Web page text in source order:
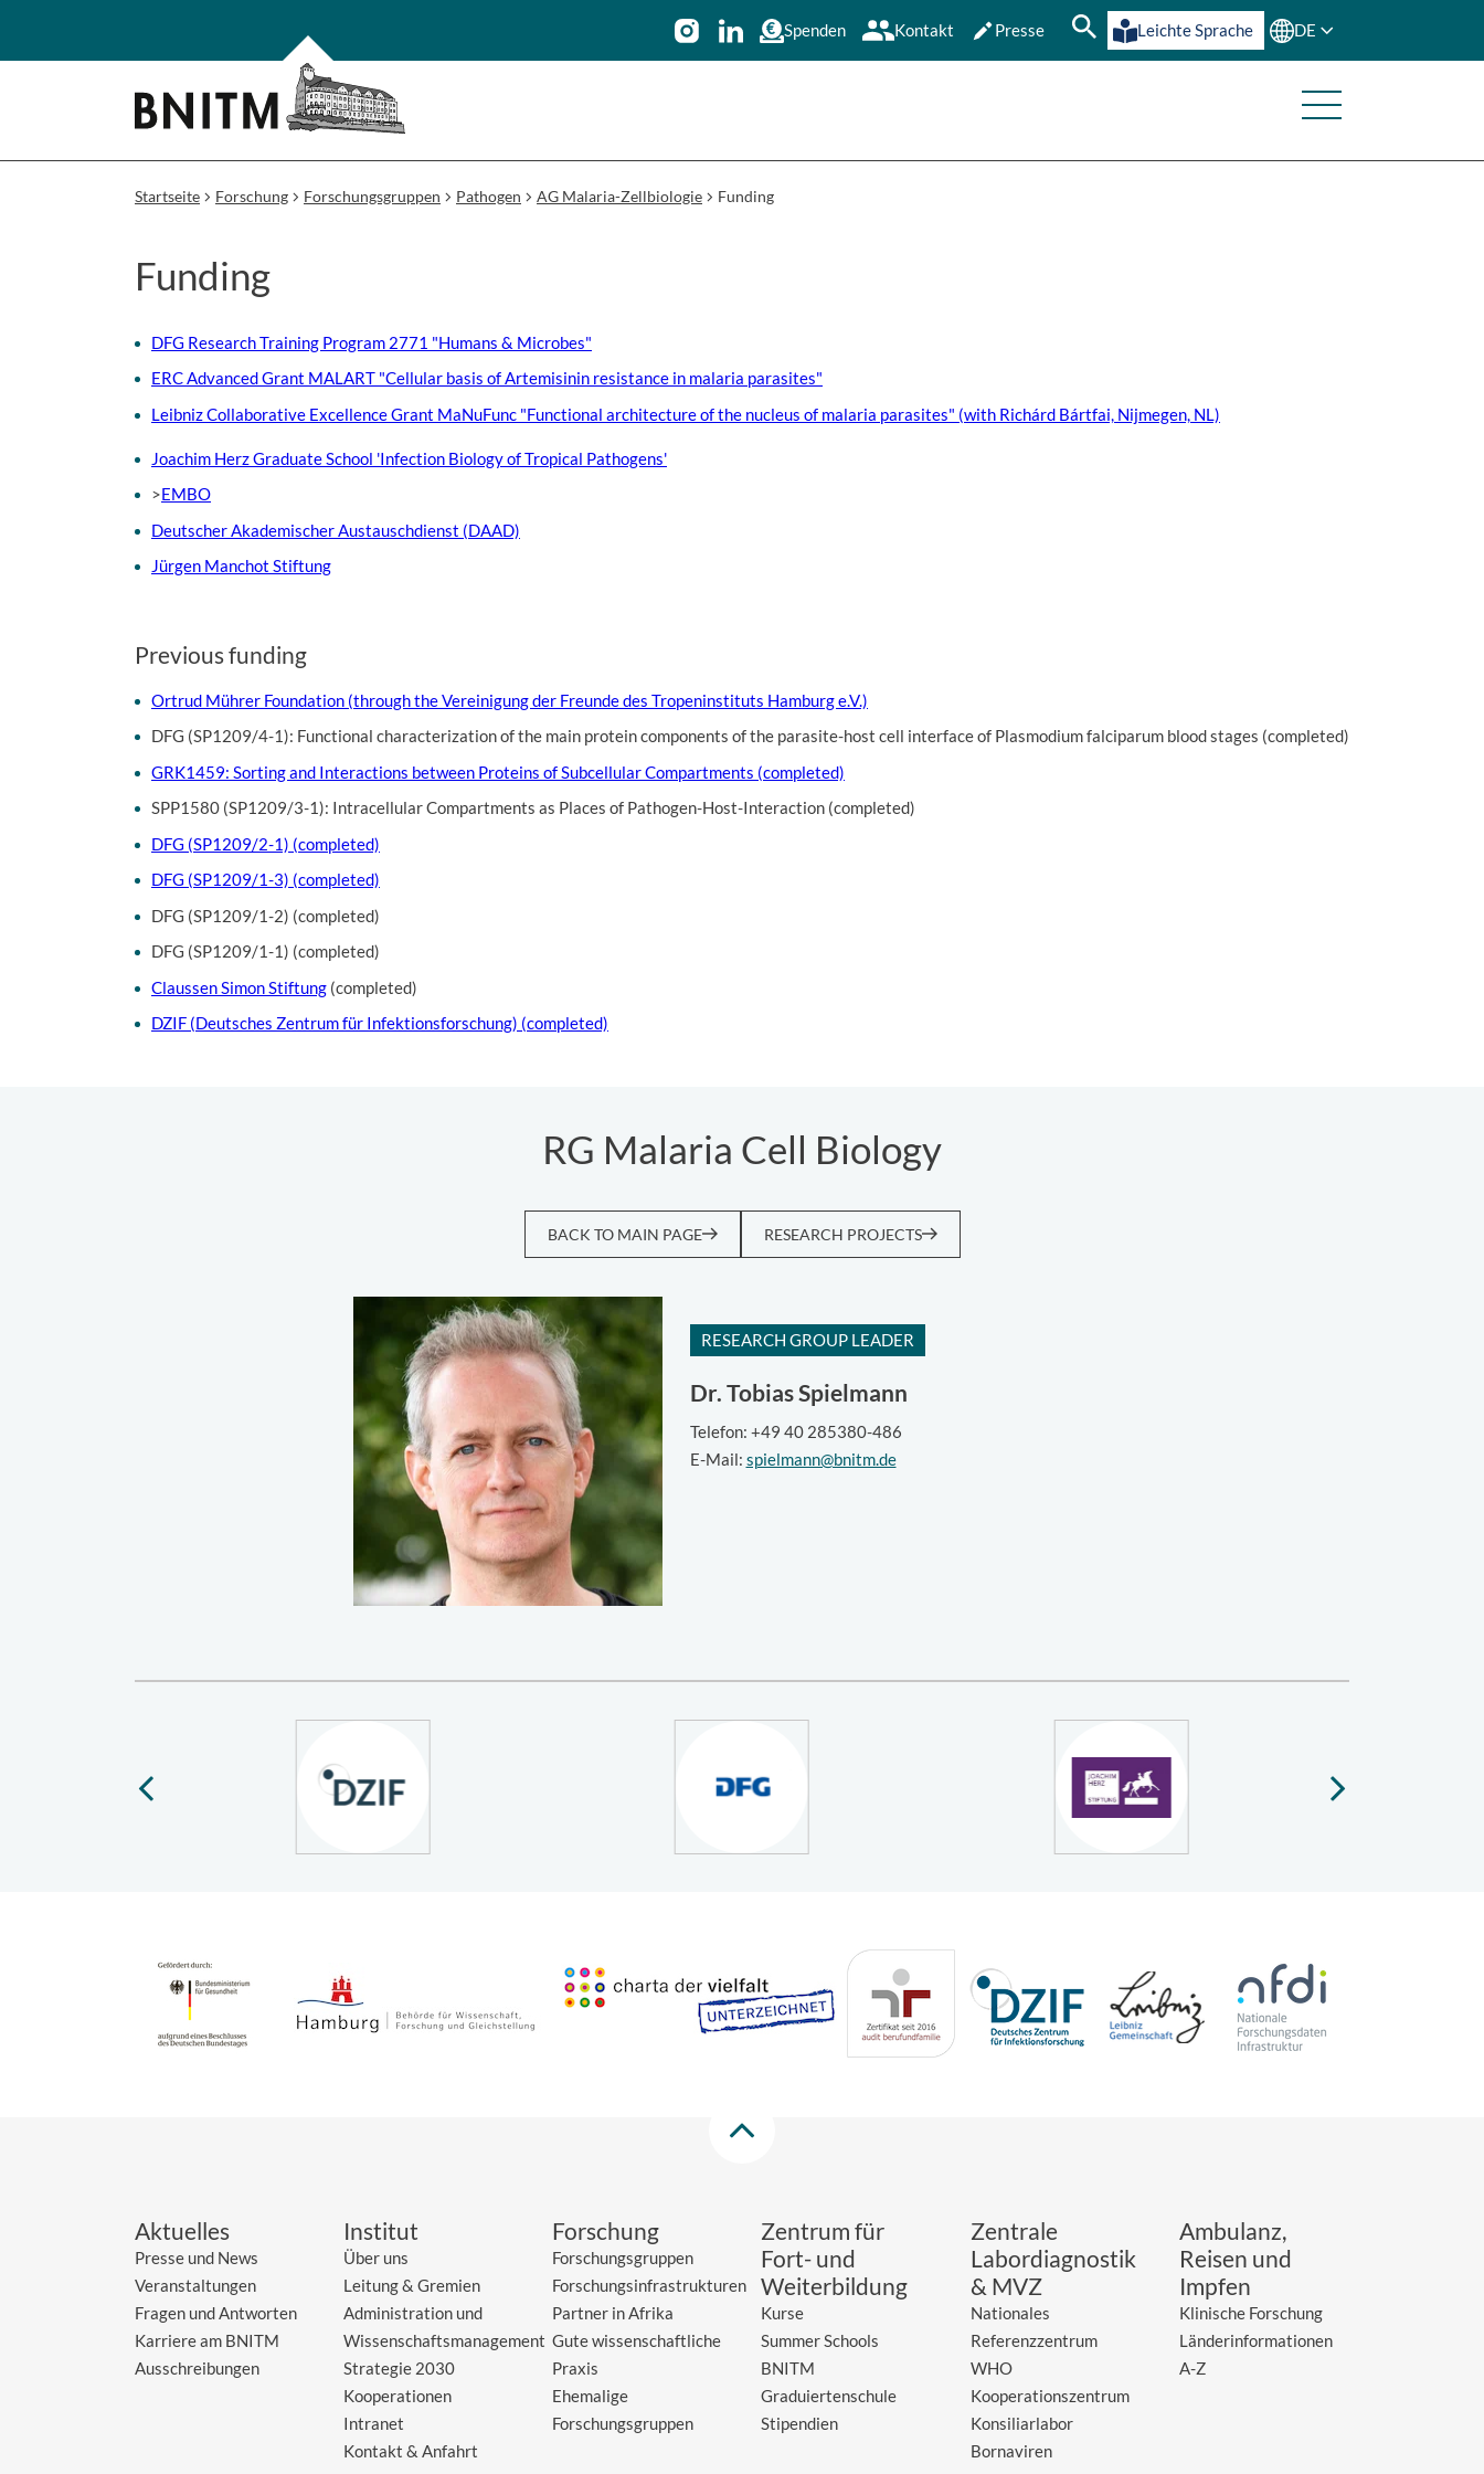
Spenden Kontakt Presse Leichte Sprache DE
Startseite Forschung Forschungsgruppen Pathogen AG Malaria-Zellbiologie Funding
Funding
DFG Research Training Program 2771 "Humans & Microbes"
ERC Advanced Grant MALART "Cellular basis of Artemisinin resistance in malaria parasites"
Leibniz Collaborative Excellence Grant MaNuFunc "Functional architecture of the nucleus of malaria parasites" (with Richárd Bártfai, Nijmegen, NL)
Joachim Herz Graduate School 'Infection Biology of Tropical Pathogens'
>EMBO
Deutscher Akademischer Austauschdienst (DAAD)
Jürgen Manchot Stiftung
Previous funding
Ortrud Mührer Foundation (through the Vereinigung der Freunde des Tropeninstituts Hamburg e.V.)
DFG (SP1209/4-1): Functional characterization of the main protein components of the parasite-host cell interface of Plasmodium falciparum blood stages (completed)
GRK1459: Sorting and Interactions between Proteins of Subcellular Compartments (completed)
SPP1580 (SP1209/3-1): Intracellular Compartments as Places of Pathogen-Host-Interaction (completed)
DFG (SP1209/2-1) (completed)
DFG (SP1209/1-3) (completed)
DFG (SP1209/1-2) (completed)
DFG (SP1209/1-1) (completed)
Claussen Simon Stiftung (completed)
DZIF (Deutsches Zentrum für Infektionsforschung) (completed)
RG Malaria Cell Biology
BACK TO MAIN PAGE RESEARCH PROJECTS
RESEARCH GROUP LEADER
Dr. Tobias Spielmann
Telefon: +49 40 285380-486
E-Mail: spielmann@bnitm.de
Aktuelles
Presse und News
Veranstaltungen
Fragen und Antworten
Karriere am BNITM
Ausschreibungen
Institut
Über uns
Leitung & Gremien
Administration und
Wissenschaftsmanagement
Strategie 2030
Kooperationen
Intranet
Kontakt & Anfahrt
Forschung
Forschungsgruppen
Forschungsinfrastrukturen
Partner in Afrika
Gute wissenschaftliche
Praxis
Ehemalige
Forschungsgruppen
Zentrum für
Fort- und
Weiterbildung
Kurse
Summer Schools
BNITM
Graduiertenschule
Stipendien
Zentrale
Labordiagnostik
& MVZ
Nationales
Referenzzentrum
WHO
Kooperationszentrum
Konsiliarlabor
Bornaviren
Ambulanz,
Reisen und
Impfen
Klinische Forschung
Länderinformationen
A-Z